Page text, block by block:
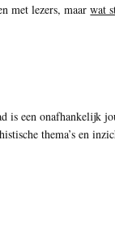
met lezers, maarwat
is een onafhankelijk
thema’s en